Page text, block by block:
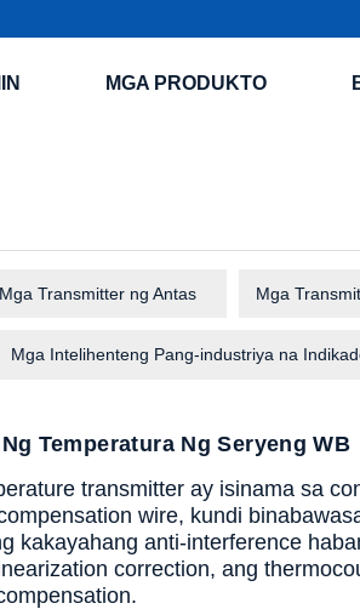
MGA PRODUKTO
Mga Transmitter ng Antas Mga
Mga Intelihenteng Pang-industriya na
Temperatura Ng Seryeng WB
transmitter ay isinama sa
wire, kundi
kakayahang anti-interference
correction, ang